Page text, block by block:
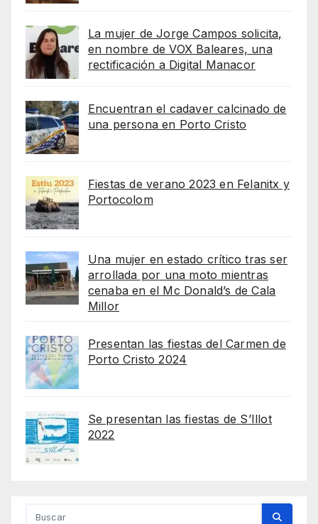
La mujer de Jorge Campos solicita,
en nombre de VOX Baleares, una
rectificación a Digital Manacor
Encuentran el cadaver calcinado de
una persona en Porto Cristo
Fiestas de verano 2023 en Felanitx y
Portocolom
Una mujer en estado crítico tras ser
arrollada por una moto mientras
cenaba en el Mc Donald’s de Cala
Millor
Presentan las fiestas del Carmen de
Porto Cristo 2024
Se presentan las fiestas de S’Illot
2022